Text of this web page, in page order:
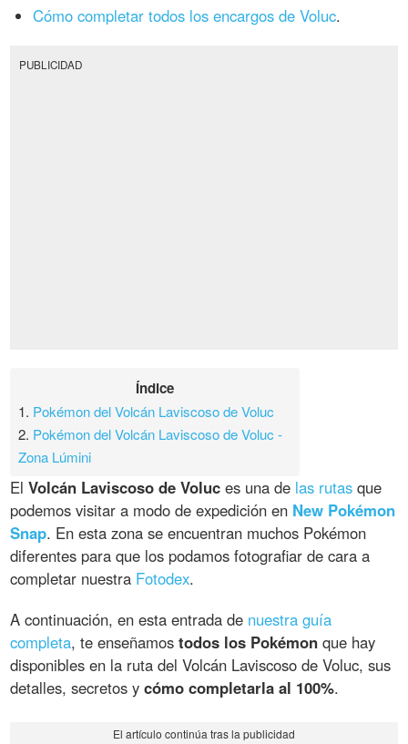
Cómo completar todos los encargos de Voluc.
PUBLICIDAD
Índice
1. Pokémon del Volcán Laviscoso de Voluc
2. Pokémon del Volcán Laviscoso de Voluc -
Zona Lúmini
ElVolcán Laviscoso de Voluc es una de las rutas que
podemos visitar a modo de expedición en New Pokémon
Snap. En esta zona se encuentran muchos Pokémon
diferentes para que los podamos fotografiar de cara a
completar nuestra Fotodex.
A continuación, en esta entrada de nuestra guía
completa, te enseñamostodos los Pokémon que hay
disponibles en la ruta del Volcán Laviscoso de Voluc, sus
detalles, secretos ycómo completarla al 100%.